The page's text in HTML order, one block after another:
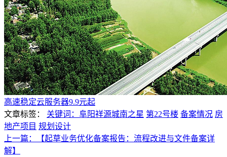
高速稳定云服务器9.9元起
文章标签：
关键词：阜阳祥源城南之星 第22号楼 备案情况 房
地产项目 规划设计
上一篇：【起草业务优化备案报告：流程改进与文件备案详
解】